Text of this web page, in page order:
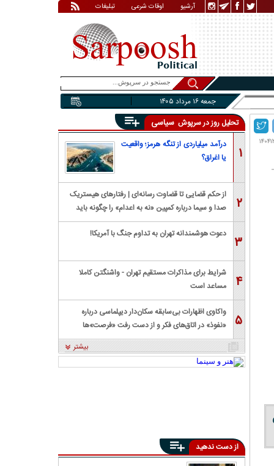
تبلیغات اوقات شرعی آرشیو
جمعه ۱۶ مرداد ۱۴۰۵
تحلیل روز در سرپوش سیاسی
۱
درآمد میلیاردی از تنگه هرمز؛ واقعیت
یا اغراق؟
۲
از حکم قضایی تا قضاوت رسانه‌ای | رفتار‌های هیستریک
صدا و سیما درباره کمپین «نه به اعدام» را چگونه باید
بررسی کرد؟
۳ دعوت هوشمندانه تهران به تداوم جنگ با آمریکا!
۴
شرایط برای مذاکرات مستقیم تهران - واشنگتن کاملا
مساعد است
۵
واکاوی اظهارات بی‌سابقه سکان‌دار دیپلماسی درباره
«نفوذ» در اتاق‌های فکر و از دست رفت «فرصت»‌ها
بیشتر
از دست ندهید